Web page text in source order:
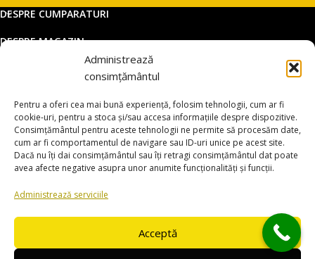
Administrează
consimțământul
Pentru a oferi cea mai bună experiență, folosim tehnologii, cum ar fi
cookie-uri, pentru a stoca și/sau accesa informațiile despre dispozitive.
Consimțământul pentru aceste tehnologii ne permite să procesăm date,
cum ar fi comportamentul de navigare sau ID-uri unice pe acest site.
Dacă nu îți dai consimțământul sau îți retragi consimțământul dat poate
avea afecte negative asupra unor anumite funcționalități și funcții.
Administrează serviciile
Acceptă
DESPRE CUMPARATURI
DESPRE MAGAZIN
© 2025 utilajemacao.ro. Toate drepturile rezervate
Magazin online dezvoltat dewww.smartsites.ro